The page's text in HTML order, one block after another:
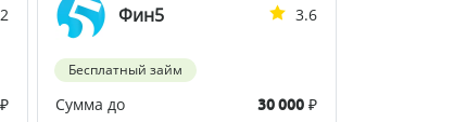
₽
Фин5 3.6
Бесплатный займ
Сумма до 30 000₽